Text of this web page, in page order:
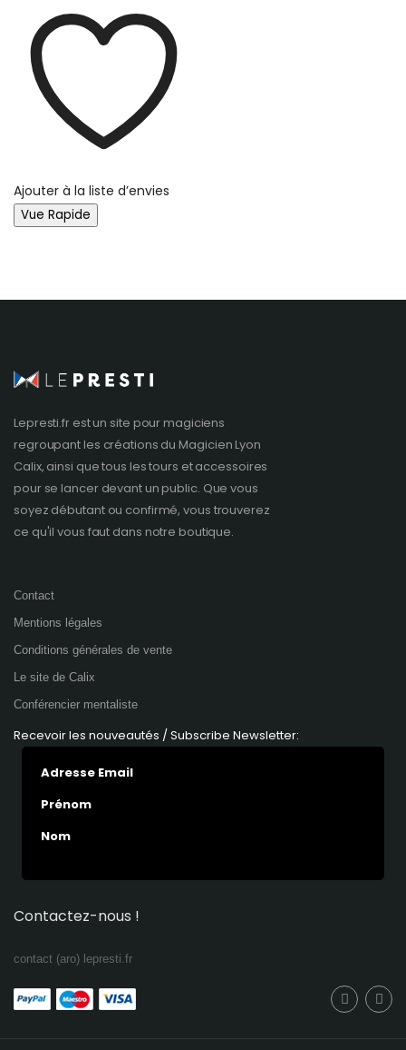
Ajouter à la liste d’envies
Vue Rapide
Lepresti.fr est un site pour magiciens
regroupant les créations duMagicien Lyon
Calix, ainsi que tous les tours et accessoires
pour se lancer devant un public. Que vous
soyez débutant ou confirmé, vous trouverez
ce qu'il vous faut dans notre boutique.
Contact
Mentions légales
Conditions générales de vente
Le site de Calix
Conférencier mentaliste
Recevoir les nouveautés / Subscribe Newsletter:
Adresse Email
Prénom
Nom
Contactez-nous !
contact (aro) lepresti.fr